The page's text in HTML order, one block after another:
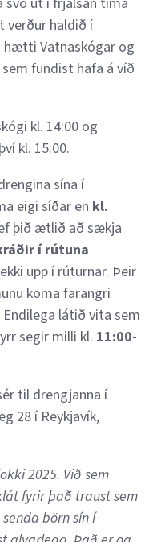
verður haldið í
hætti Vatnaskógar og
fundist hafa á víð
kl. 14:00 og
kl. 15:00.
sína í
eigi síðar en kl.
þið ætlið að sækja
í rútuna
upp í rúturnar. Þeir
koma farangri
látið vita sem
segir milli kl. 11:00-
til drengjanna í
28 í Reykjavík,
2025. Við sem
fyrir það traust sem
börn sín í